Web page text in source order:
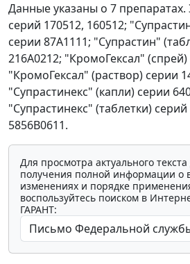
Данные указаны о 7
серий 170512, 160512;
серии 87А1111; "Супрастин"
216А0212; "КромоГексал" (спрей)
"КромоГексал" (раствор) серии
"Супрастинекс" (капли) серии
"Супрастинекс" (таблетки)
5856В0611.
Для просмотра актуального
получения полной информации о
изменениях и порядке
воспользуйтесь поиском в
ГАРАНТ: